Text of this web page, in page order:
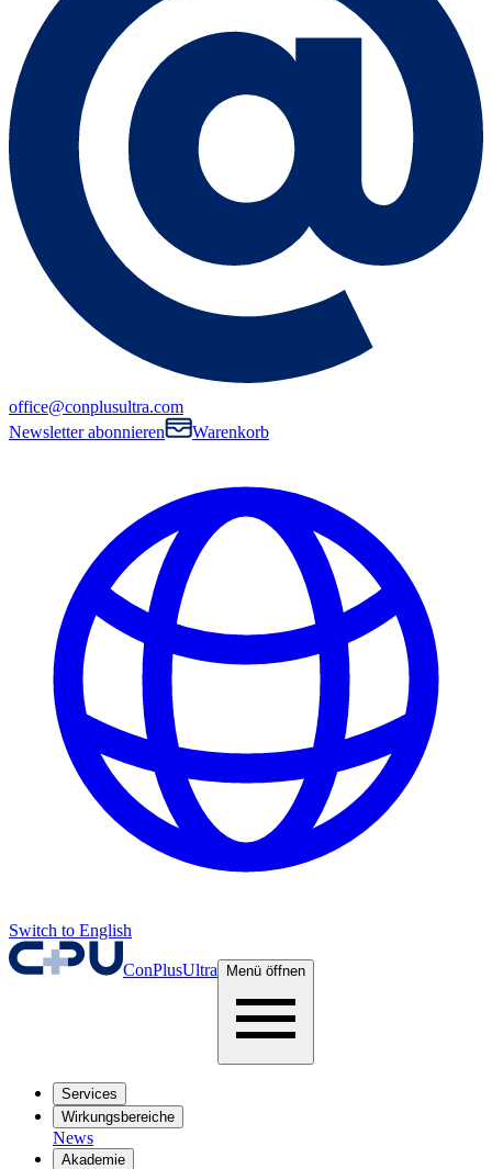
office@conplusultra.com
Newsletter abonnieren
Warenkorb
Switch to English
ConPlusUltra Menü öffnen
Services
Wirkungsbereiche
News
Akademie